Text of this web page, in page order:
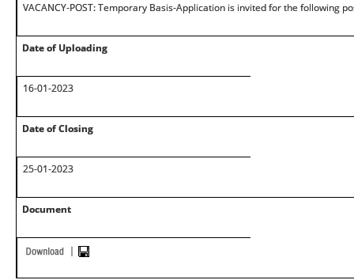
VACANCY-POST: Temporary Basis-Application is invited for the following
Date of Uploading
16-01-2023
Date of Closing
25-01-2023
Document